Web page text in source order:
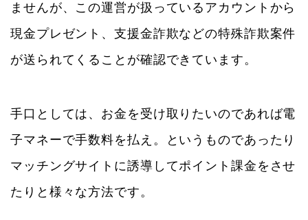
ませんが、この運営が扱っているアカウントから
現金プレゼント、支援金詐欺などの特殊詐欺案件
が送られてくることが確認できています。
手口としては、お金を受け取りたいのであれば電
子マネーで手数料を払え。というものであったり
マッチングサイトに誘導してポイント課金をさせ
たりと様々な方法です。